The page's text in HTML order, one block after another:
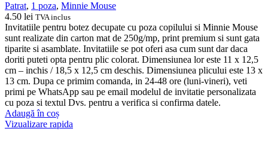
Patrat, 1 poza, Minnie Mouse
4.50 lei TVA inclus
Invitatiile pentru botez decupate cu poza copilului si Minnie Mouse
sunt realizate din carton mat de 250g/mp, print premium si sunt gata
tiparite si asamblate. Invitatiile se pot oferi asa cum sunt dar daca
doriti puteti opta pentru plic colorat. Dimensiunea lor este 11 x 12,5
cm – inchis / 18,5 x 12,5 cm deschis. Dimensiunea plicului este 13 x
13 cm. Dupa ce primim comanda, in 24-48 ore (luni-vineri), veti
primi pe WhatsApp sau pe email modelul de invitatie personalizata
cu poza si textul Dvs. pentru a verifica si confirma datele.
Adaugă în coș
Vizualizare rapida